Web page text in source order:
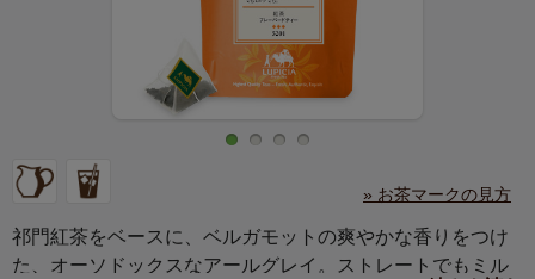
» お茶マークの見方
祁門紅茶をベースに、ベルガモットの爽やかな香りをつけ
た、オーソドックスなアールグレイ。ストレートでもミル